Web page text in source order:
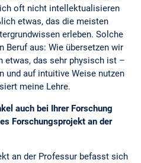
oft nicht intellektualisieren
etwas, das die meisten
erleben. Solche
Beruf aus: Wie übersetzen wir
etwas, das sehr physisch ist –
und auf intuitive Weise nutzen
meine Lehre.
auch bei Ihrer Forschung
Forschungsprojekt an der
an der Professur befasst sich